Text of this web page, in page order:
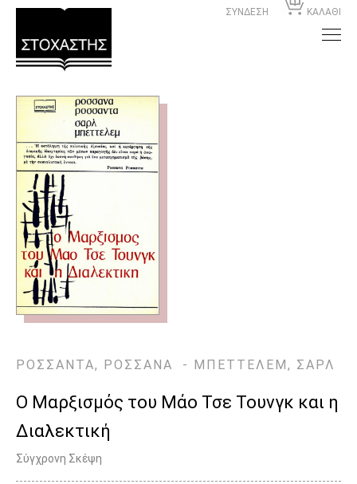
ΣΥΝΔΕΣΗ ΚΑΛΑΘΙ
ΡΟΣΣΑΝΤΑ, ΡΟΣΣΑΝΑ - ΜΠΕΤΤΕΛΕΜ, ΣΑΡΛ
Ο Μαρξισμός του Μάο Τσε Τουνγκ και η
Διαλεκτική
Σύγχρονη Σκέψη